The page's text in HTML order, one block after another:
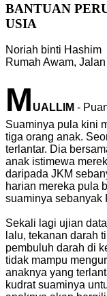
BANTUAN
USIA
Noriah binti Hashim
Rumah Awam,
M UALLIM -
Suaminya pula kini
tiga orang anak.
terlantar. Dia
anak istimewa
daripada JKM
harian mereka pula
suaminya sebanyak
Sekali lagi ujian
lalu, tekanan darah
pembuluh darah di
tidak mampu
anaknya yang
kudrat suaminya